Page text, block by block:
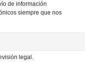
de información
siempre que nos
legal.